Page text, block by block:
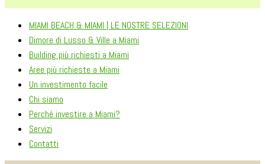
MIAMI BEACH & MIAMI | LE NOSTRE SELEZIONI
Dimore di Lusso & Ville a Miami
Building più richiesti a Miami
Aree più richieste a Miami
Un investimento facile
Chi siamo
Perché investire a Miami?
Servizi
Contatti